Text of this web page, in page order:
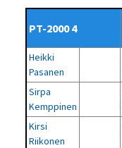
PT-2000 4
Heikki
Pasanen
Sirpa
Kemppinen
Kirsi
Riikonen